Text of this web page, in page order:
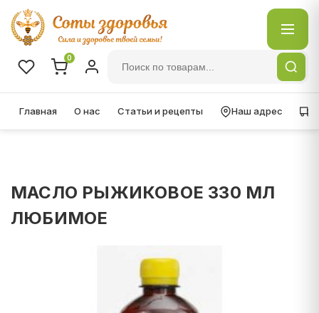
0
Главная О нас Статьи и рецепты Наш адрес
МАСЛО РЫЖИКОВОЕ 330 МЛ
ЛЮБИМОЕ